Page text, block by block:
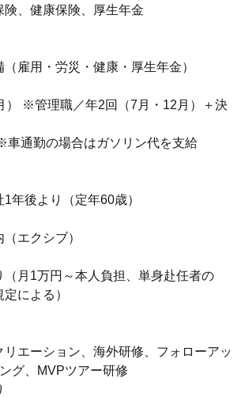
険、健康保険、厚生年金
雇用・労災・健康・厚生年金）
） ※管理職／年2回（7月・12月）＋決
車通勤の場合はガソリン代を支給
年後より（定年60歳）
エクシブ）
（月1万円～本人負担、単身赴任者の
による）
エーション、海外研修、フォローアッ
グ、MVPツアー研修